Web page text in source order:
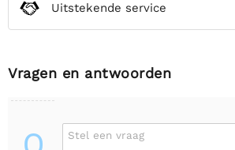
Uitstekende service
Vragen en antwoorden
Stel een vraag